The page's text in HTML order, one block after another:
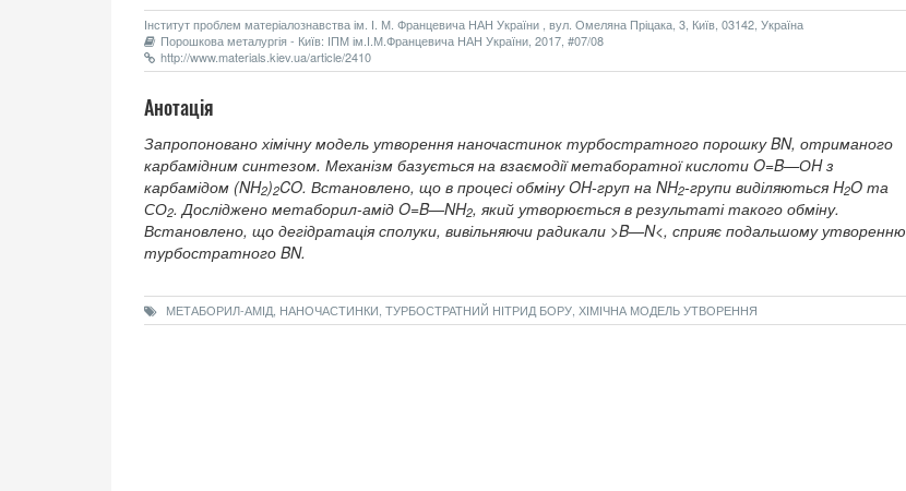
Інститут проблем матеріалознавства ім. І. М. Францевича НАН України , вул. Омеляна Пріцака, 3, Київ, 03142, Україна
Порошкова металургія - Київ: ІПМ ім.І.М.Францевича НАН України, 2017, #07/08
http://www.materials.kiev.ua/article/2410
Анотація
Запропоновано хімічну модель утворення наночастинок турбостратного порошку BN, отриманого
карбамідним синтезом. Механізм базується на взаємодії метаборатної кислоти O=B—ОH з
карбамідом (NH2)2CO. Встановлено, що в процесі обміну OH-груп на NH2-групи виділяються H2O та
СО2. Досліджено метаборил-амід O=B—NH2, який утворюється в результаті такого обміну.
Встановлено, що дегідратація сполуки, вивільняючи радикали >B—N<, сприяє подальшому утворенню
турбостратного BN.
МЕТАБОРИЛ-АМІД, НАНОЧАСТИНКИ, ТУРБОСТРАТНИЙ НІТРИД БОРУ, ХІМІЧНА МОДЕЛЬ УТВОРЕННЯ